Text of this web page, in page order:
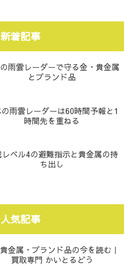
新着記事
雨雲レーダーで守る金・貴金属
とブランド品
雨雲レーダーは60時間予報と1
時間先を重ねる
レベル4の避難指示と貴金属の持
ち出し
人気記事
金属・ブランド品の今を読む｜
買取専門 かいとるどう